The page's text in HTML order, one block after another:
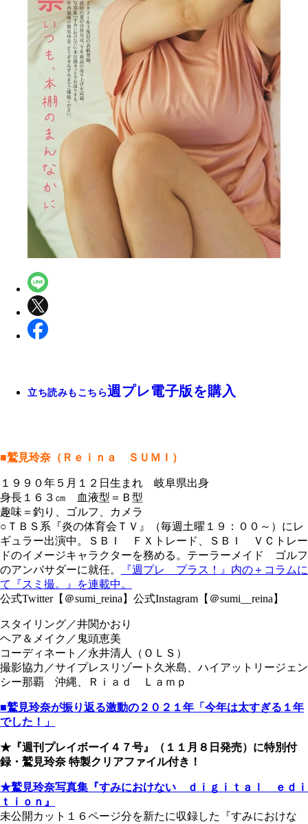
立ち読みもこちら週プレ電子版を購入
■鷲見玲奈（Ｒｅｉｎａ ＳＵＭＩ）
１９９０年５月１２日生まれ 岐阜県出身
身長１６３㎝ 血液型＝Ｂ型
趣味＝釣り、ゴルフ、カメラ
○ＴＢＳ系『炎の体育会ＴＶ』（毎週土曜１９：００～）にレ
ギュラー出演中。ＳＢＩ ＦＸトレード、ＳＢＩ ＶＣトレー
ドのイメージキャラクターを務める。テーラーメイド ゴルフ
のアンバサダーに就任。
『週プレ プラス！』内の＋コラムに
て『スミ撮。』を連載中。
公式Twitter【＠sumi_reina】公式Instagram【＠sumi__reina】
スタイリング／井関かおり
ヘア＆メイク／鬼頭恵美
コーディネート／永井清人（ＯＬＳ）
撮影協力／サイプレスリゾート久米島、ハイアットリージェン
シー那覇 沖縄、Ｒｉａｄ Ｌａｍｐ
■鷲見玲奈が振り返る激動の２０２１年「今年は太すぎる１年
でした！」
★『週刊プレイボーイ４７号』（１１月８日発売）に特別付
録・鷲見玲奈 特製クリアファイル付き！
★鷲見玲奈写真集『すみにおけない ｄｉｇｉｔａｌ ｅｄｉ
ｔｉｏｎ』
未公開カット１６ページ分を新たに収録した『すみにおけな